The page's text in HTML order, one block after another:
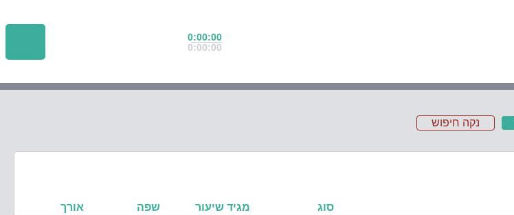
0:00:00
0:00:00
נקה חיפוש
סוג מגיד שיעור שפה אורך